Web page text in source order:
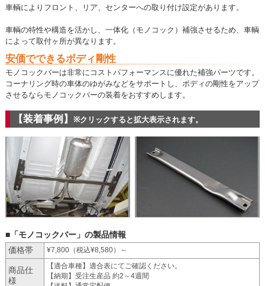
車輌によりフロント、リア、センターへの取り付け設定があります。
車輌の特性や構造を活かし、一体化（モノコック）補強させるため、車輌
によって取付ヶ所が異なります。
安価でできるボディ剛性
モノコックバーは非常にコストパフォーマンスに優れた補強パーツです。
コーナリング時の車体のゆがみなどをサポートし、ボディの剛性をアップ
させるならモノコックバーの装着をおすすめします。
【装着事例】 ※クリックすると拡大表示されます。
■「モノコックバー」の製品情報
価格帯
¥7,800（税込¥8,580）～
商品仕
様
【適合車種】適合表にてご確認ください。
【納期】受注生産品 約2～4週間